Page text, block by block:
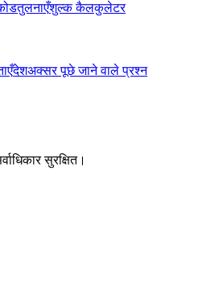
तुलनाएँशुल्क कैलकुलेटर
देशअक्सर पूछे जाने वाले प्रश्न
सुरक्षित।